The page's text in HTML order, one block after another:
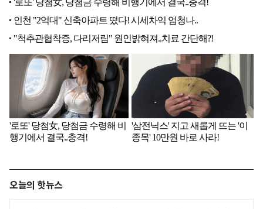
오늘의 핫뉴스